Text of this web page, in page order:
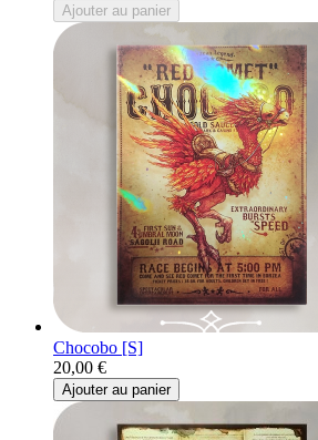
Ajouter au panier
Chocobo [S]
20,00 €
Ajouter au panier